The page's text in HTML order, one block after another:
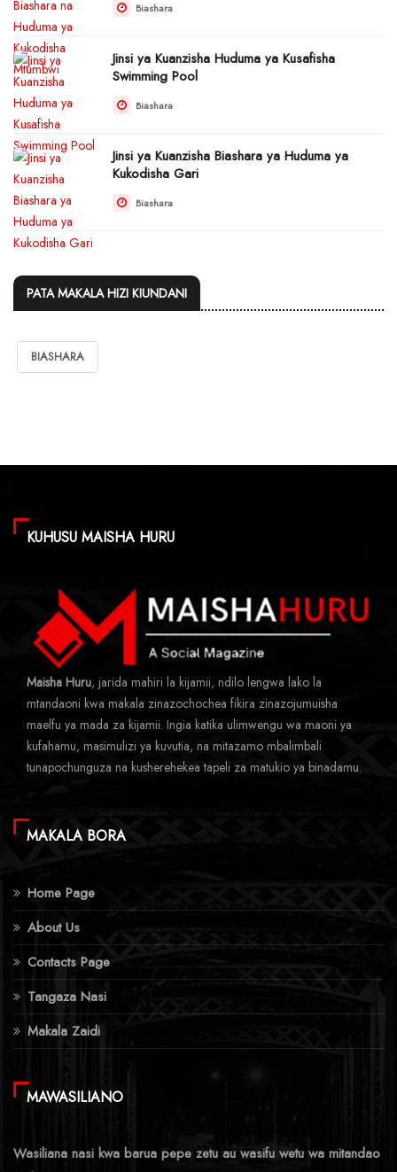
Biashara
Jinsi ya Kuanzisha Huduma ya Kusafisha
Swimming Pool
Biashara
Jinsi ya Kuanzisha Biashara ya Huduma ya
Kukodisha Gari
Biashara
PATA MAKALA HIZI KIUNDANI
BIASHARA
KUHUSU MAISHA HURU
Maisha Huru, jarida mahiri la kijamii, ndilo lengwa lako la
mtandaoni kwa makala zinazochochea fikira zinazojumuisha
maelfu ya mada za kijamii. Ingia katika ulimwengu wa maoni ya
kufahamu, masimulizi ya kuvutia, na mitazamo mbalimbali
tunapochunguza na kusherehekea tapeli za matukio ya binadamu.
MAKALA BORA
Home Page
About Us
Contacts Page
Tangaza Nasi
Makala Zaidi
MAWASILIANO
Wasiliana nasi kwa barua pepe zetu au wasifu wetu wa mitandao